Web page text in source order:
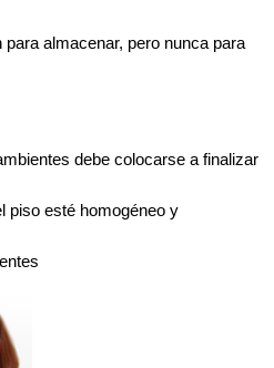
almacenar, pero nunca para
debe colocarse a finalizar
piso esté homogéneo y